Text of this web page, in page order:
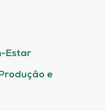
Estar
e